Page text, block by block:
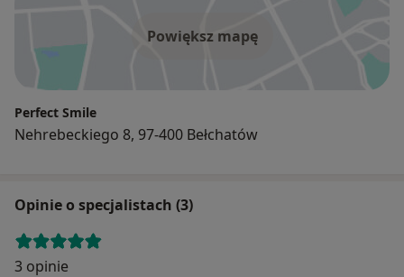
Powiększ mapę
Perfect Smile
Nehrebeckiego 8, 97-400 Bełchatów
Opinie o specjalistach (3)
3 opinie